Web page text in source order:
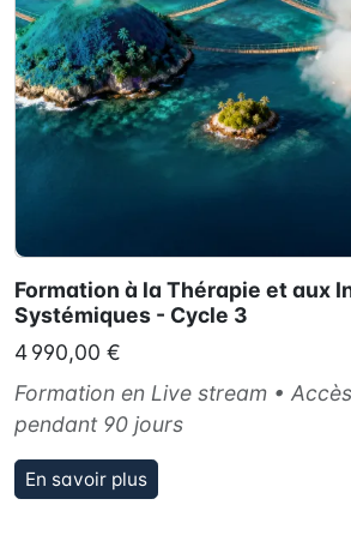
Formation à la Thérapie et aux
Systémiques - Cycle 3
4 990,00 €
Formation en Live stream •
pendant 90 jours
En savoir plus